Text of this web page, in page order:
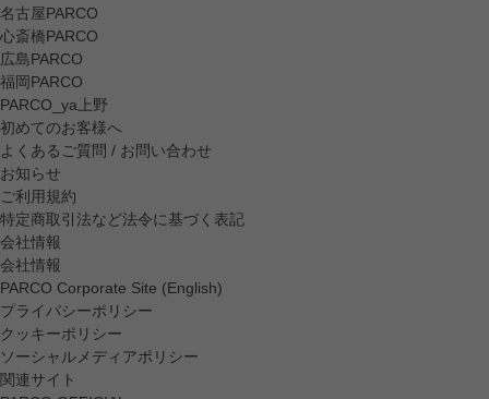
名古屋PARCO
心斎橋PARCO
広島PARCO
福岡PARCO
PARCO_ya上野
初めてのお客様へ
よくあるご質問 / お問い合わせ
お知らせ
ご利用規約
特定商取引法など法令に基づく表記
会社情報
会社情報
PARCO Corporate Site (English)
プライバシーポリシー
クッキーポリシー
ソーシャルメディアポリシー
関連サイト